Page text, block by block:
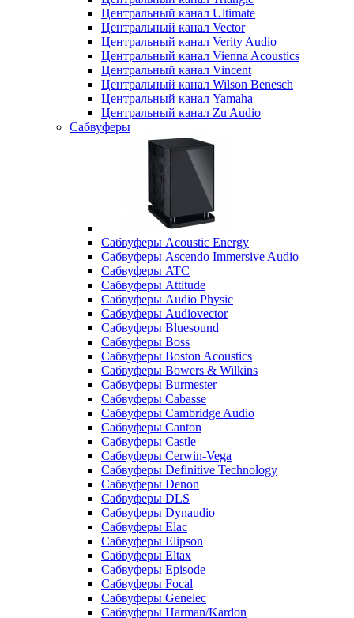
Центральный канал Ultimate
Центральный канал Vector
Центральный канал Verity Audio
Центральный канал Vienna Acoustics
Центральный канал Vincent
Центральный канал Wilson Benesch
Центральный канал Yamaha
Центральный канал Zu Audio
Сабвуферы
Сабвуферы Acoustic Energy
Сабвуферы Ascendo Immersive Audio
Сабвуферы ATC
Сабвуферы Attitude
Сабвуферы Audio Physic
Сабвуферы Audiovector
Сабвуферы Bluesound
Сабвуферы Boss
Сабвуферы Boston Acoustics
Сабвуферы Bowers & Wilkins
Сабвуферы Burmester
Сабвуферы Cabasse
Сабвуферы Cambridge Audio
Сабвуферы Canton
Сабвуферы Castle
Сабвуферы Cerwin-Vega
Сабвуферы Definitive Technology
Сабвуферы Denon
Сабвуферы DLS
Сабвуферы Dynaudio
Сабвуферы Elac
Сабвуферы Elipson
Сабвуферы Eltax
Сабвуферы Episode
Сабвуферы Focal
Сабвуферы Genelec
Сабвуферы Harman/Kardon